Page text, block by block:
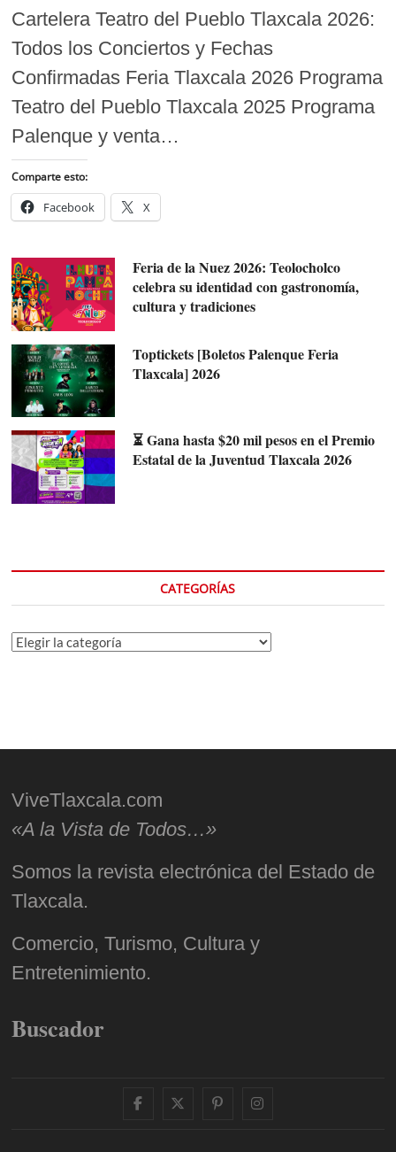
Cartelera Teatro del Pueblo Tlaxcala 2026:
Todos los Conciertos y Fechas
Confirmadas Feria Tlaxcala 2026 Programa
Teatro del Pueblo Tlaxcala 2025 Programa
Palenque y venta…
Comparte esto:
Facebook X
Feria de la Nuez 2026: Teolocholco
celebra su identidad con gastronomía,
cultura y tradiciones
Toptickets [Boletos Palenque Feria
Tlaxcala] 2026
⏳ Gana hasta $20 mil pesos en el Premio
Estatal de la Juventud Tlaxcala 2026
CATEGORÍAS
Categorías
ViveTlaxcala.com
«A la Vista de Todos…»
Somos la revista electrónica del Estado de
Tlaxcala.
Comercio, Turismo, Cultura y
Entretenimiento.
Buscador
facebooktwitter
pinterestinstagram